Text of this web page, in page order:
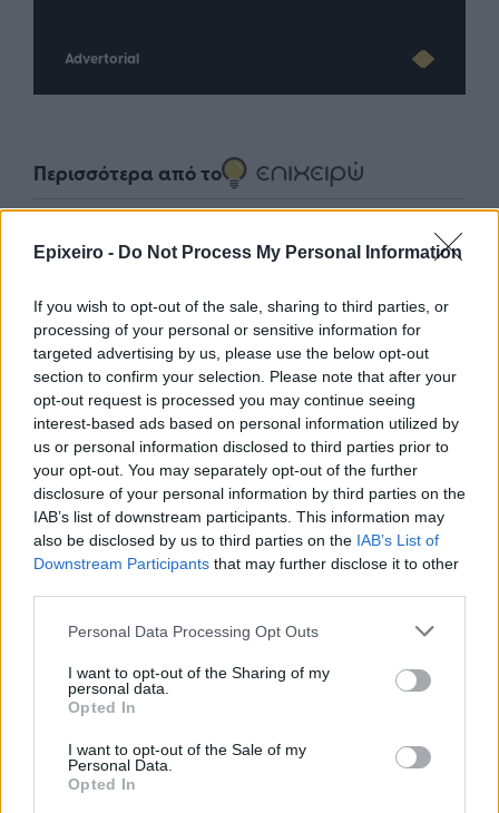
Epixeiro - Do Not Process My Personal Information
If you wish to opt-out of the sale, sharing to third parties, or
processing of your personal or sensitive information for
targeted advertising by us, please use the below opt-out
section to confirm your selection. Please note that after your
opt-out request is processed you may continue seeing
interest-based ads based on personal information utilized by
us or personal information disclosed to third parties prior to
your opt-out. You may separately opt-out of the further
disclosure of your personal information by third parties on the
IAB’s list of downstream participants. This information may
also be disclosed by us to third parties on the IAB’s List of
Downstream Participants that may further disclose it to other
Personal Data Processing Opt Outs
I want to opt-out of the Sharing of my
personal data.
Opted In
I want to opt-out of the Sale of my
Personal Data.
Opted In
Advertorial
Περισσότερα από το
Apple: Προσφεύγει στη
Δικαιοσύνη κατά της OpenAI για
μυστικών
06/08/26 16:09
Γερμανική
αυτοκινητοβιομηχανία: Μαζικές
περικοπές σε managers από
Volkswagen, Porsche και BMW
04/08/26|15:23
«Πράσινο φως» από την Κομισιόν
για τη διαπίστευση του Ελληνικού
ING: Ενίσχυση κερδών κατά 16%
προβλέψεις της αγοράς